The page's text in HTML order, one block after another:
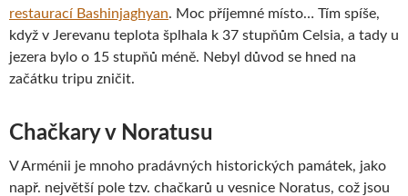
restaurací Bashinjaghyan. Moc příjemné místo… Tím spíše,
když v Jerevanu teplota šplhala k 37 stupňům Celsia, a tady u
jezera bylo o 15 stupňů méně. Nebyl důvod se hned na
začátku tripu zničit.
Chačkary v Noratusu
V Arménii je mnoho pradávných historických památek, jako
např. největší pole tzv. chačkarů u vesnice Noratus, což jsou